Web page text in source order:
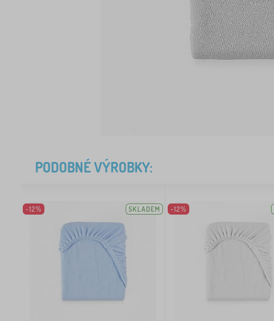
PODOBNÉ VÝROBKY:
-12% SKLADEM -12%